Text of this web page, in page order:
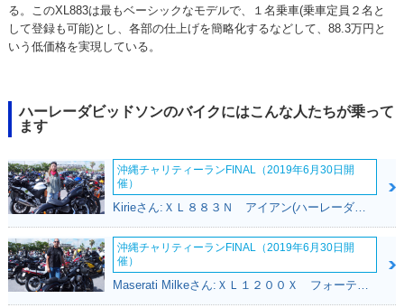
る。このXL883は最もベーシックなモデルで、１名乗車(乗車定員２名と
して登録も可能)とし、各部の仕上げを簡略化するなどして、88.3万円と
いう低価格を実現している。
ハーレーダビッドソンのバイクにはこんな人たちが乗って
ます
沖縄チャリティーランFINAL（2019年6月30日開
催）
沖縄チャリティーランFINAL（2019年6月30日開
催）